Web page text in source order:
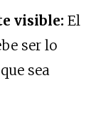
visible: El
ser lo
sea